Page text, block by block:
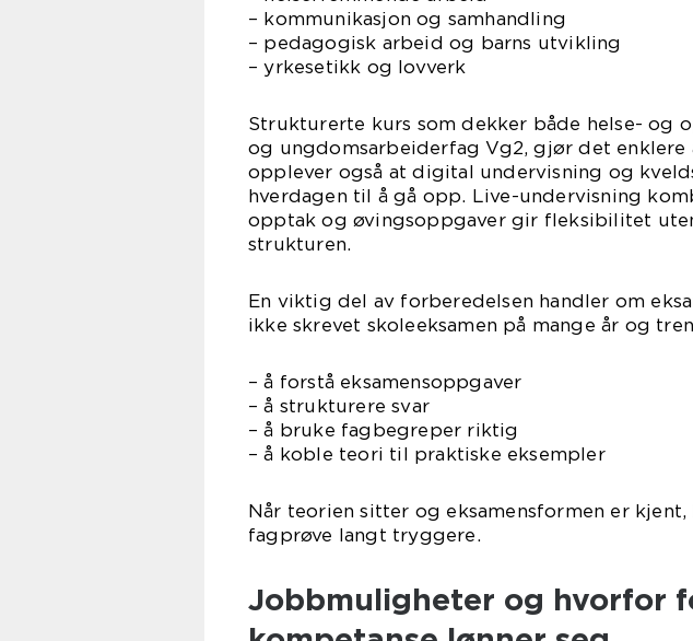
– kommunikasjon og samhandling
– pedagogisk arbeid og barns utvikling
– yrkesetikk og lovverk
Strukturerte kurs som dekker både helse- og
og ungdomsarbeiderfag Vg2, gjør det enklere
opplever også at digital undervisning og
hverdagen til å gå opp. Live-undervisning
opptak og øvingsoppgaver gir fleksibilitet
strukturen.
En viktig del av forberedelsen handler om
ikke skrevet skoleeksamen på mange år og
– å forstå eksamensoppgaver
– å strukturere svar
– å bruke fagbegreper riktig
– å koble teori til praktiske eksempler
Når teorien sitter og eksamensformen er
fagprøve langt tryggere.
Jobbmuligheter og hvorfor